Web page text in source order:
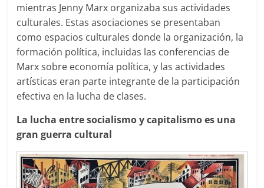
mientras Jenny Marx organizaba sus actividades
culturales. Estas asociaciones se presentaban
como espacios culturales donde la organización, la
formación política, incluidas las conferencias de
Marx sobre economía política, y las actividades
artísticas eran parte integrante de la participación
efectiva en la lucha de clases.
La lucha entre socialismo y capitalismo es una
gran guerra cultural